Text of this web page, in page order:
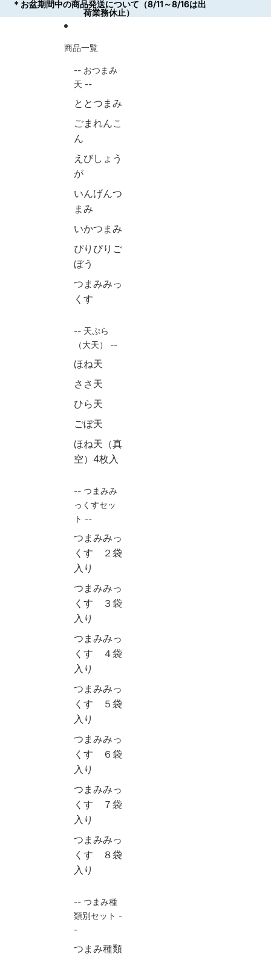
＊お盆期間中の商品発送について（8/11～8/16は出
荷業務休止）
＊お盆期間中の商品発送について（8/11～8/16は出
荷業務休止）
商品一覧
-- おつまみ
天 --
ととつまみ
ごまれんこ
ん
えびしょう
が
いんげんつ
まみ
いかつまみ
ぴりぴりご
ぼう
つまみみっ
くす
-- 天ぷら
（大天） --
ほね天
ささ天
ひら天
ごぼ天
ほね天（真
空）4枚入
-- つまみみ
っくすセッ
ト --
つまみみっ
くす ２袋
入り
つまみみっ
くす ３袋
入り
つまみみっ
くす ４袋
入り
つまみみっ
くす ５袋
入り
つまみみっ
くす ６袋
入り
つまみみっ
くす ７袋
入り
つまみみっ
くす ８袋
入り
-- つまみ種
類別セット -
-
つまみ種類